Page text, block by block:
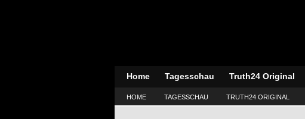
Home Tagesschau Truth24 Original
HOME TAGESSCHAU TRUTH24 ORIGINAL